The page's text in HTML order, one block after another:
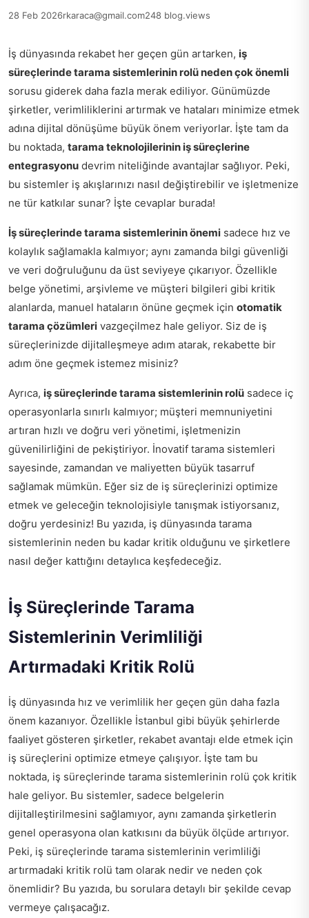
28 Feb 2026rkaraca@gmail.com248 blog.views
İş dünyasında rekabet her geçen gün artarken, iş
süreçlerinde tarama sistemlerinin rolü neden çok önemli
sorusu giderek daha fazla merak ediliyor. Günümüzde
şirketler, verimliliklerini artırmak ve hataları minimize etmek
adına dijital dönüşüme büyük önem veriyorlar. İşte tam da
bu noktada, tarama teknolojilerinin iş süreçlerine
entegrasyonu devrim niteliğinde avantajlar sağlıyor. Peki,
bu sistemler iş akışlarınızı nasıl değiştirebilir ve işletmenize
ne tür katkılar sunar? İşte cevaplar burada!
İş süreçlerinde tarama sistemlerinin önemi sadece hız ve
kolaylık sağlamakla kalmıyor; aynı zamanda bilgi güvenliği
ve veri doğruluğunu da üst seviyeye çıkarıyor. Özellikle
belge yönetimi, arşivleme ve müşteri bilgileri gibi kritik
alanlarda, manuel hataların önüne geçmek için otomatik
tarama çözümleri vazgeçilmez hale geliyor. Siz de iş
süreçlerinizde dijitalleşmeye adım atarak, rekabette bir
adım öne geçmek istemez misiniz?
Ayrıca, iş süreçlerinde tarama sistemlerinin rolü sadece iç
operasyonlarla sınırlı kalmıyor; müşteri memnuniyetini
artıran hızlı ve doğru veri yönetimi, işletmenizin
güvenilirliğini de pekiştiriyor. İnovatif tarama sistemleri
sayesinde, zamandan ve maliyetten büyük tasarruf
sağlamak mümkün. Eğer siz de iş süreçlerinizi optimize
etmek ve geleceğin teknolojisiyle tanışmak istiyorsanız,
doğru yerdesiniz! Bu yazıda, iş dünyasında tarama
sistemlerinin neden bu kadar kritik olduğunu ve şirketlere
nasıl değer kattığını detaylıca keşfedeceğiz.
İş Süreçlerinde Tarama
Sistemlerinin Verimliliği
Artırmadaki Kritik Rolü
İş dünyasında hız ve verimlilik her geçen gün daha fazla
önem kazanıyor. Özellikle İstanbul gibi büyük şehirlerde
faaliyet gösteren şirketler, rekabet avantajı elde etmek için
iş süreçlerini optimize etmeye çalışıyor. İşte tam bu
noktada, iş süreçlerinde tarama sistemlerinin rolü çok kritik
hale geliyor. Bu sistemler, sadece belgelerin
dijitalleştirilmesini sağlamıyor, aynı zamanda şirketlerin
genel operasyona olan katkısını da büyük ölçüde artırıyor.
Peki, iş süreçlerinde tarama sistemlerinin verimliliği
artırmadaki kritik rolü tam olarak nedir ve neden çok
önemlidir? Bu yazıda, bu sorulara detaylı bir şekilde cevap
vermeye çalışacağız.